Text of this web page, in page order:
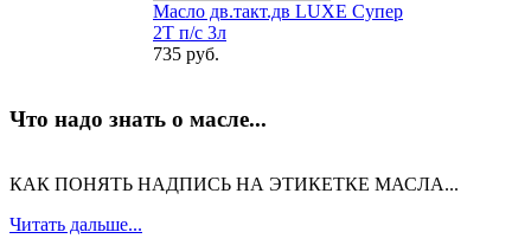
Масло дв.такт.дв LUXE Супер
2Т п/с 3л
735 руб.
Что надо знать о масле...
КАК ПОНЯТЬ НАДПИСЬ НА ЭТИКЕТКЕ МАСЛА...
Читать дальше...